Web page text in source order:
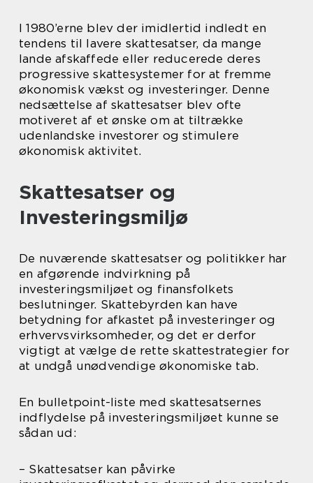
I 1980’erne blev der imidlertid indledt en
tendens til lavere skattesatser, da mange
lande afskaffede eller reducerede deres
progressive skattesystemer for at fremme
økonomisk vækst og investeringer. Denne
nedsættelse af skattesatser blev ofte
motiveret af et ønske om at tiltrække
udenlandske investorer og stimulere
økonomisk aktivitet.
Skattesatser og
Investeringsmiljø
De nuværende skattesatser og politikker har
en afgørende indvirkning på
investeringsmiljøet og finansfolkets
beslutninger. Skattebyrden kan have
betydning for afkastet på investeringer og
erhvervsvirksomheder, og det er derfor
vigtigt at vælge de rette skattestrategier for
at undgå unødvendige økonomiske tab.
En bulletpoint-liste med skattesatsernes
indflydelse på investeringsmiljøet kunne se
sådan ud:
– Skattesatser kan påvirke